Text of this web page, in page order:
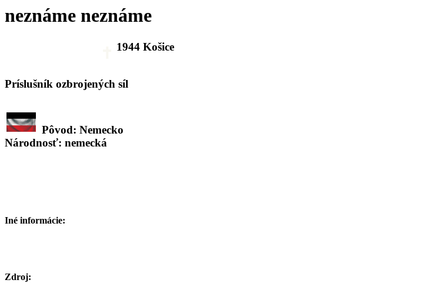
neznáme neznáme
1944 Košice
Príslušník ozbrojených síl
Pôvod: Nemecko
Národnosť: nemecká
Iné informácie:
Zdroj: